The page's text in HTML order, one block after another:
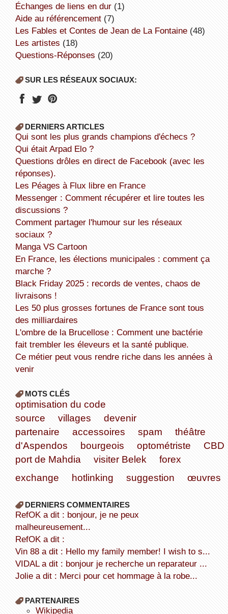
échanges de liens en dur(1)
aide au référencement(7)
Les Fables et Contes de Jean de La Fontaine(48)
Les artistes (18)
Questions-Réponses (20)
SUR LES RÉSEAUX SOCIAUX:
DERNIERS ARTICLES
Qui sont les plus grands champions d'échecs ?
Qui était Arpad Elo ?
Questions drôles en direct de Facebook (avec les
réponses).
Les Péages à Flux libre en France
Messenger : Comment récupérer et lire toutes les
discussions ?
Comment partager l'humour sur les réseaux
sociaux ?
Manga VS Cartoon
En France, les élections municipales : comment ça
marche ?
Black Friday 2025 : records de ventes, chaos de
livraisons !
Les 50 plus grosses fortunes de France sont tous
des milliardaires
L'ombre de la Brucellose : Comment une bactérie
fait trembler les éleveurs et la santé publique.
Ce métier peut vous rendre riche dans les années à
venir
MOTS CLÉS
optimisation du code
source
villages
devenir
partenaire
accessoires spam
théâtre
d'Aspendos
bourgeois optométriste
CBD
port de Mahdia
visiter Belek
forex
exchange
hotlinking suggestion œuvres
DERNIERS COMMENTAIRES
refOK a dit : bonjour, je ne peux
malheureusement...
refOK a dit :
Vin 88 a dit : Hello my family member! I wish to s...
VIDAL a dit : bonjour je recherche un reparateur ...
Jolie a dit : Merci pour cet hommage à la robe...
PARTENAIRES
wikipedia